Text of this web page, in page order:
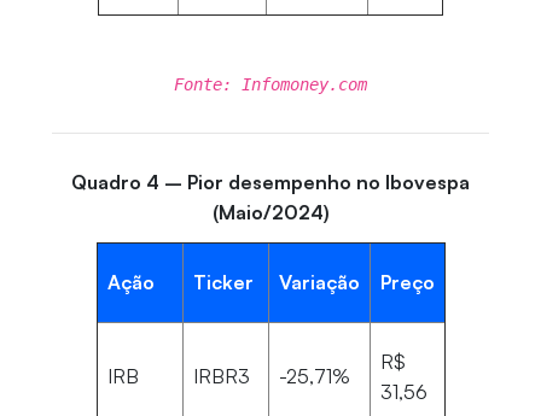
Fonte: Infomoney.com
Quadro 4 – Pior desempenho no Ibovespa
(Maio/2024)
Ação Ticker Variação Preço
IRB IRBR3 -25,71%
R$
31,56